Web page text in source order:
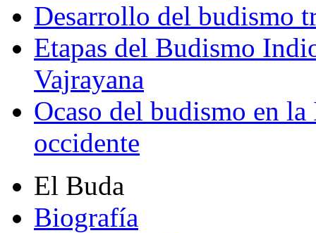
Desarrollo del budismo
Etapas del Budismo
Vajrayana
Ocaso del budismo en
occidente
El Buda
Biografía